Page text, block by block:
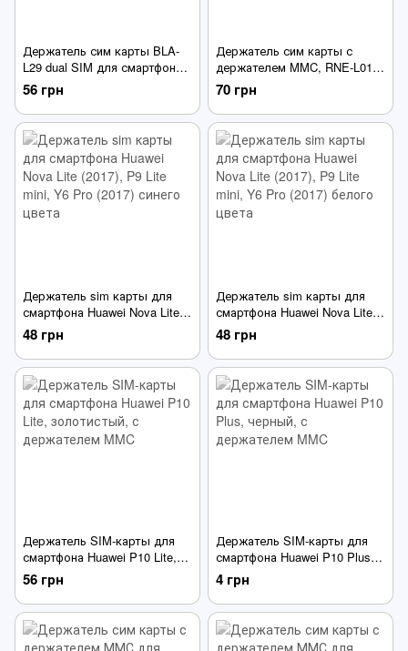
Держатель сим карты BLA-
L29 dual SIM для смартфона
Huawei Mate 10 Pro серого
цвета
56 грн
Держатель сим карты с
держателем MMC, RNE-L01
single SIM для смартфона
Huawei Mate 10 Lite
золотистого цвета
70 грн
Держатель sim карты для
смартфона Huawei Nova Lite
(2017), P9 Lite mini, Y6 Pro
(2017) синего цвета
48 грн
Держатель sim карты для
смартфона Huawei Nova Lite
(2017), P9 Lite mini, Y6 Pro
(2017) белого цвета
48 грн
Держатель SIM-карты для
смартфона Huawei P10 Lite,
золотистый, с держателем
MMC
56 грн
Держатель SIM-карты для
смартфона Huawei P10 Plus,
черный, с держателем MMC
4 грн